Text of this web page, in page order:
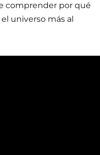
comprender por qué
universo más al